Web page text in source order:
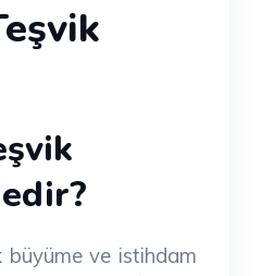
büyüme ve istihdam